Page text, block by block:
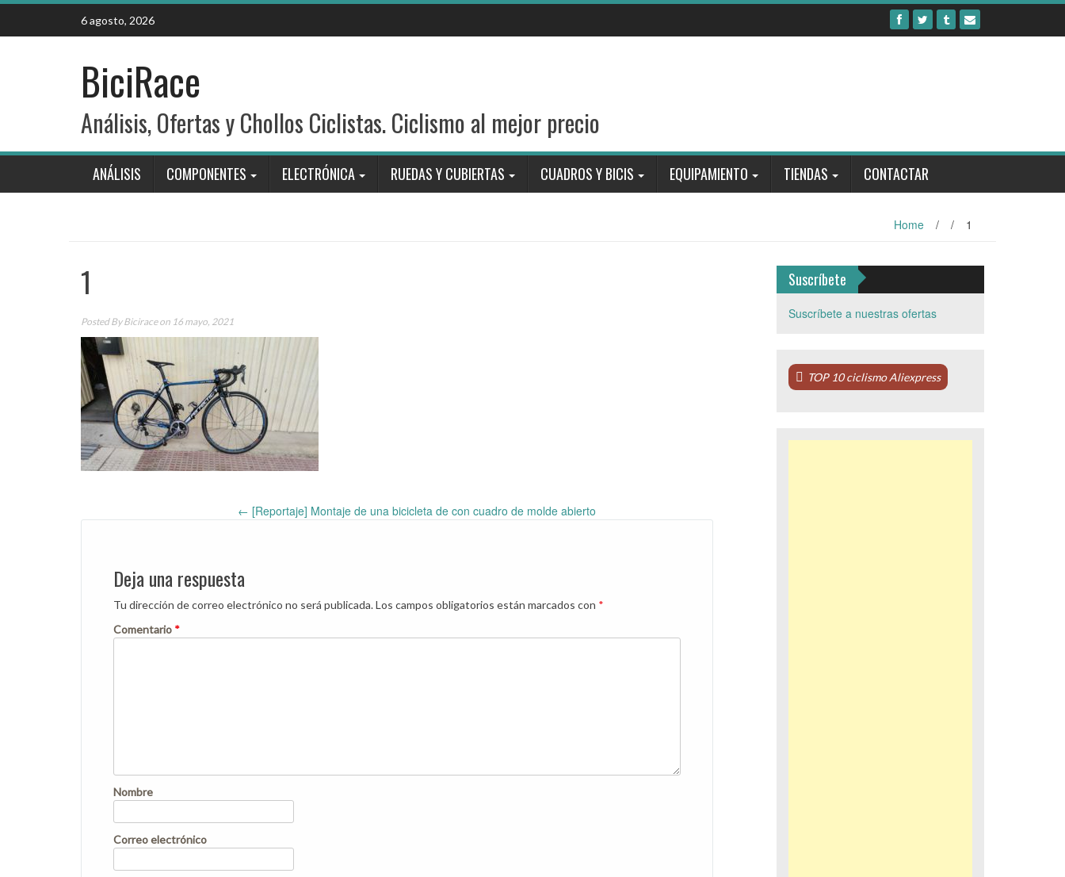
Skip
content
6 agosto, 2026
BiciRace
Análisis, Ofertas y Chollos Ciclistas. Ciclismo al mejor precio
ANÁLISIS COMPONENTES ELECTRÓNICA RUEDAS Y CUBIERTAS CUADROS Y BICIS EQUIPAMIENTO TIENDAS CONTACTAR
Home / / 1
1
Posted ByBiciraceon 16 mayo, 2021
Post
navigation
← [Reportaje] Montaje de una bicicleta de con cuadro de molde abierto
Deja una respuesta
Tu dirección de correo electrónico no será publicada.Los campos obligatorios están marcados con *
Comentario *
Nombre
Correo electrónico
Suscríbete
Suscríbete a nuestras ofertas
TOP 10 ciclismo Aliexpress